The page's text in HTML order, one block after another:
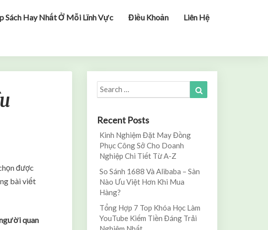
Sách Hay Nhất Ở Mỗi Lĩnh Vực Điều Khoản Liên Hệ
được
bài viết
quan
Search
for:
Recent Posts
Kinh Nghiệm Đặt May Đồng
Phục Công Sở Cho Doanh
Nghiệp Chi Tiết Từ A-Z
So Sánh 1688 Và Alibaba – Sàn
Nào Ưu Việt Hơn Khi Mua
Hàng?
Tổng Hợp 7 Top Khóa Học Làm
YouTube Kiếm Tiền Đáng Trải